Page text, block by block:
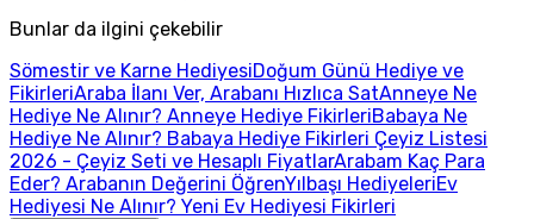
Bunlar da ilgini çekebilir
Sömestir ve Karne HediyesiDoğum Günü Hediye ve
FikirleriAraba İlanı Ver, Arabanı Hızlıca SatAnneye Ne
Hediye Ne Alınır? Anneye Hediye FikirleriBabaya Ne
Hediye Ne Alınır? Babaya Hediye Fikirleri Çeyiz Listesi
2026 - Çeyiz Seti ve Hesaplı FiyatlarArabam Kaç Para
Eder? Arabanın Değerini ÖğrenYılbaşı HediyeleriEv
Hediyesi Ne Alınır? Yeni Ev Hediyesi Fikirleri